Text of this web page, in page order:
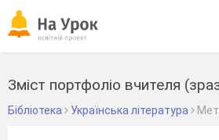
Зміст портфоліо вчителя
Бібліотека Українська література